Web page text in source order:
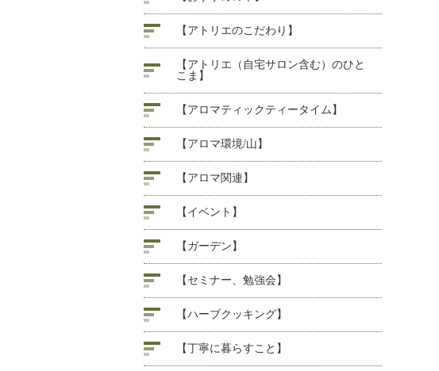
【アトリエのこだわり】
【アトリエ（自宅サロン含む）のひと
こま】
【アロマティックティータイム】
【アロマ環境/山】
【アロマ関連】
【イベント】
【ガーデン】
【セミナー、勉強会】
【ハーブクッキング】
【丁寧に暮らすこと】